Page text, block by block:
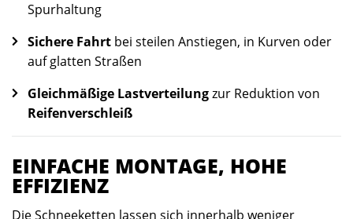
Spurhaltung
Sichere Fahrt bei steilen Anstiegen, in Kurven oder
auf glatten Straßen
Gleichmäßige Lastverteilungzur Reduktion von
Reifenverschleiß
EINFACHE MONTAGE, HOHE
EFFIZIENZ
Die Schneeketten lassen sich innerhalb weniger